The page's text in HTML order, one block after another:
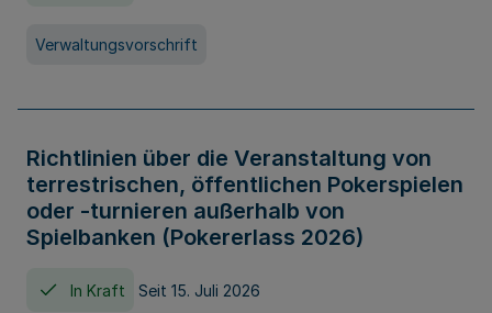
Verwaltungsvorschrift
Richtlinien über die Veranstaltung von
terrestrischen, öffentlichen Pokerspielen
oder -turnieren außerhalb von
Spielbanken (Pokererlass 2026)
In Kraft Seit 15. Juli 2026